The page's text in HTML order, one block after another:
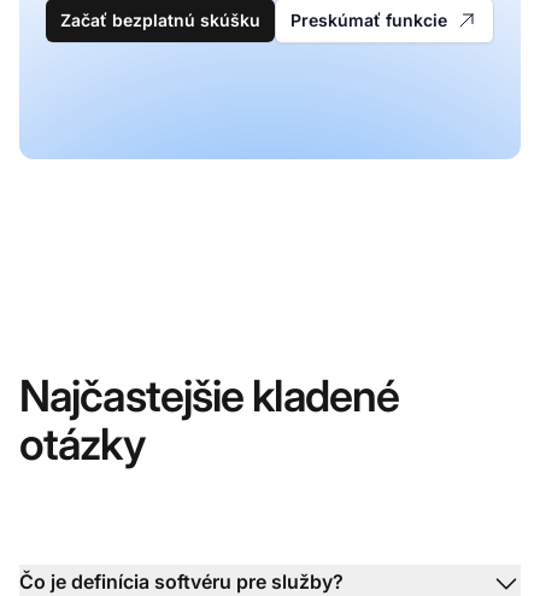
Začať bezplatnú skúšku Preskúmať funkcie
Najčastejšie kladené
otázky
Čo je definícia softvéru pre služby?